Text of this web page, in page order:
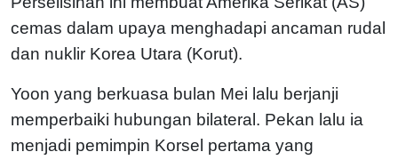
cemas dalam upaya menghadapi ancaman rudal
dan nuklir Korea Utara (Korut).
Yoon yang berkuasa bulan Mei lalu berjanji
memperbaiki hubungan bilateral. Pekan lalu ia
menjadi pemimpin Korsel pertama yang